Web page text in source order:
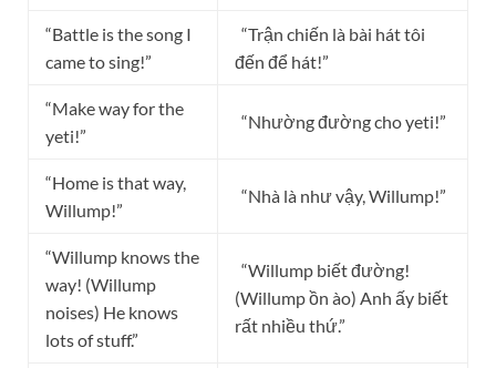
“Battle is the song I
came to sing!”
“Trận chiến là bài hát tôi
đến để hát!”
“Make way for the
yeti!”
“Nhường đường cho yeti!”
“Home is that way,
Willump!”
“Nhà là như vậy, Willump!”
“Willump knows the
way! (Willump
noises) He knows
lots of stuff.”
“Willump biết đường!
(Willump ồn ào) Anh ấy biết
rất nhiều thứ.”